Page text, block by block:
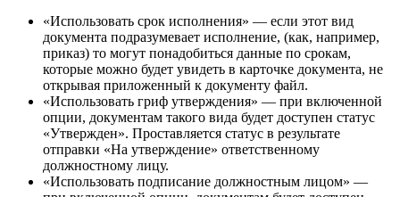
«Использовать срок исполнения» — если этот вид
документа подразумевает исполнение, (как, например,
приказ) то могут понадобиться данные по срокам,
которые можно будет увидеть в карточке документа, не
открывая приложенный к документу файл.
«Использовать гриф утверждения» — при включенной
опции, документам такого вида будет доступен статус
«Утвержден». Проставляется статус в результате
отправки «На утверждение» ответственному
должностному лицу.
«Использовать подписание должностным лицом» —